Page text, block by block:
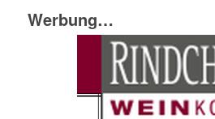
Werbung…